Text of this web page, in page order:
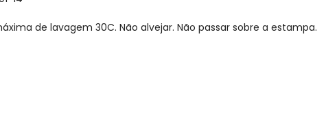
de lavagem 30C. Não alvejar. Não passar sobre a estampa.